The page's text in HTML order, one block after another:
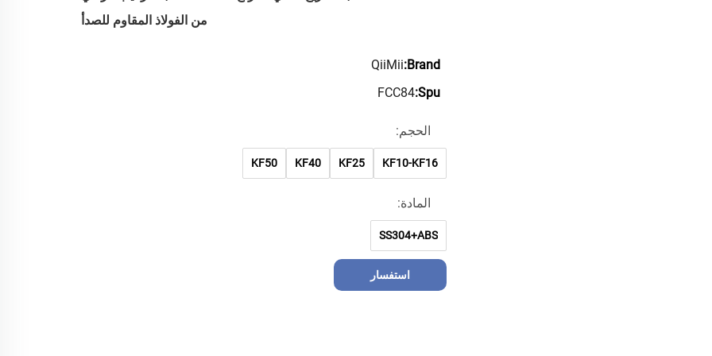
من الفولاذ المقاوم للصدأ
Brand:
QiiMii
Spu:
FCC84
الحجم:
KF10-KF16
KF25
KF40
KF50
المادة:
SS304+ABS
استفسار